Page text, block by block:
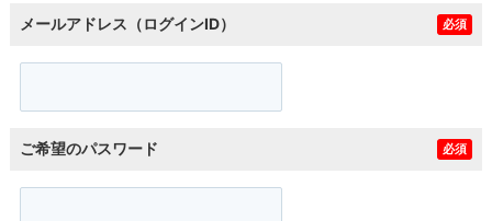
メールアドレス（ログインID） 必須
ご希望のパスワード 必須